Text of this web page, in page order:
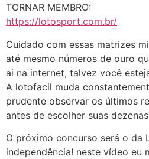
TORNAR MEMBRO:
https://lotosport.com.br/
Cuidado com essas matrizes
até mesmo números de ouro
ai na internet, talvez você
A lotofacil muda
prudente observar os últimos
antes de escolher suas
O próximo concurso será o da
independência! neste vídeo eu